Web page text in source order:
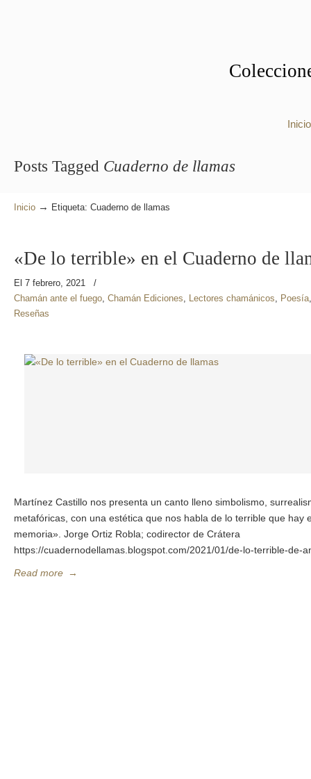
Inicio
Posts Tagged Cuaderno de llamas
Inicio → Etiqueta: Cuaderno de llamas
«De lo terrible» en el Cuaderno de
El 7 febrero, 2021
/
Chamán ante el fuego, Chamán Ediciones, Lectores chamánicos, Poesía
Reseñas
Martínez Castillo nos presenta un canto lleno simbolismo,
metafóricas, con una estética que nos habla de lo terrible que hay
memoria». Jorge Ortiz Robla; codirector de Crátera
https://cuadernodellamas.blogspot.com/2021/01/de-lo-terrible-de-
Read more →